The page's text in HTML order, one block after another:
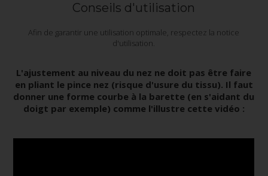
Conseils d'utilisation
Afin de garantir une utilisation optimale, respectez la notice
d'utilisation.
L'ajustement au niveau du nez ne doit pas être faire
en pliant le pince nez (risque d'usure du tissu). Il faut
donner une forme courbe à la barette (en s'aidant du
doigt par exemple) comme l'illustre cette vidéo :